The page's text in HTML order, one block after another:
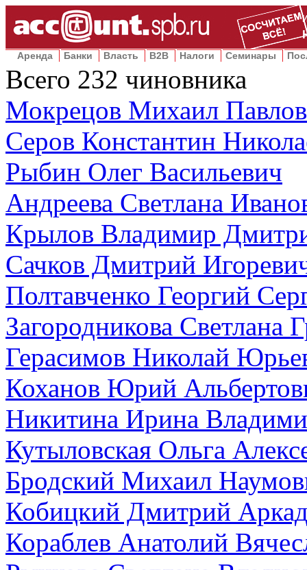
Аренда Банки Власть B2B Налоги Семинары
Всего 232 чиновника
Мокрецов Михаил
Серов Константин
Рыбин Олег Васильевич
Андреева Светлана
Крылов Владимир
Сачков Дмитрий
Полтавченко Георгий
Загородникова Светлана
Герасимов Николай
Коханов Юрий
Никитина Ирина
Кутыловская Ольга
Бродский Михаил
Кобицкий Дмитрий
Кораблев Анатолий